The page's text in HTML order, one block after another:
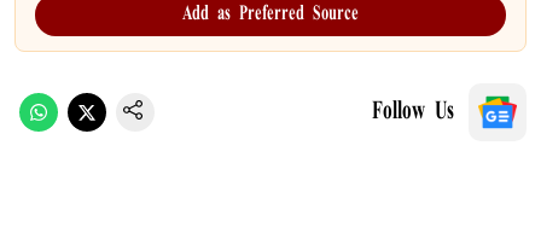
Add as Preferred Source
Follow Us